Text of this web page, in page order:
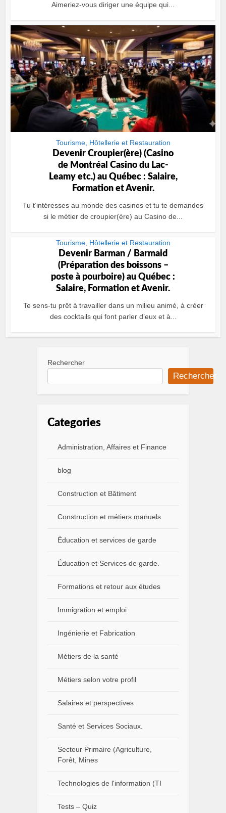
Aimeriez-vous diriger une équipe qui...
Tourisme, Hôtellerie et Restauration
Devenir Croupier(ère) (Casino
de Montréal Casino du Lac-
Leamy etc.) au Québec : Salaire,
Formation et Avenir.
Tu t’intéresses au monde des casinos et tu te demandes
si le métier de croupier(ère) au Casino de...
Tourisme, Hôtellerie et Restauration
Devenir Barman / Barmaid
(Préparation des boissons –
poste à pourboire) au Québec :
Salaire, Formation et Avenir.
Te sens-tu prêt à travailler dans un milieu animé, à créer
des cocktails qui font parler d’eux et à...
Rechercher
Rechercher
Categories
Administration, Affaires et Finance
blog
Construction et Bâtiment
Construction et métiers manuels
Éducation et services de garde
Éducation et Services de garde.
Formations et retour aux études
Immigration et emploi
Ingénierie et Fabrication
Métiers de la santé
Métiers selon votre profil
Salaires et perspectives
Santé et Services Sociaux.
Secteur Primaire (Agriculture,
Forêt, Mines
Technologies de l'information (TI
Tests – Quiz